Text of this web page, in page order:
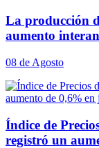
La producción
aumento
08 de Agosto
Índice de
registró un